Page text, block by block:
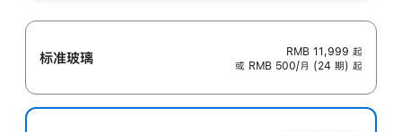
标准玻璃 RMB 11,999 起
或 RMB 500/月 (24 期) 起